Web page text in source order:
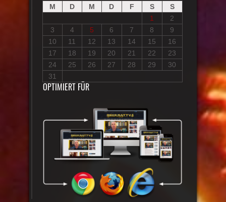
M D M D F S
S
1
2
3
4 5 6 7 8
9
10
11 12 13 14 15
16
17
18 19 20 21 22
23
24
25 26 27 28 29
30
31
OPTIMIERT FÜR